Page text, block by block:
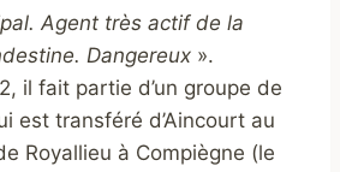
Agent très actif de la
Dangereux ».
il fait partie d’un groupe de
est transféré d’Aincourt au
Royallieu à Compiègne (le